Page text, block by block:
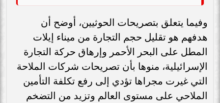
وفيما يتعلق بتصريحات الحوثيين، أوضح أن
هدفهم هو تقليل حجم التجارة من ميناء إيلات
المطل على البحر الأحمر وإرهاق حركة التجارة
الإسرائيلية، منوها بأن تصريحات شركات الملاحة
التي غيرت مجراها تؤدي إلى رفع تكلفة التأمين
الملاحي على مستوى العالم وتزيد من التضخم